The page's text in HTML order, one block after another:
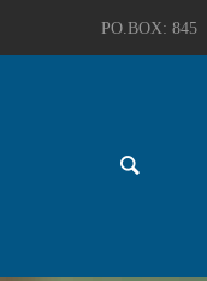
PO.BOX: 845